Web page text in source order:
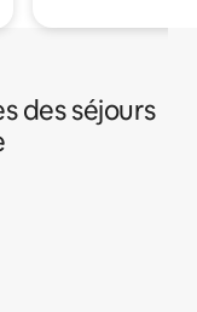
des séjours